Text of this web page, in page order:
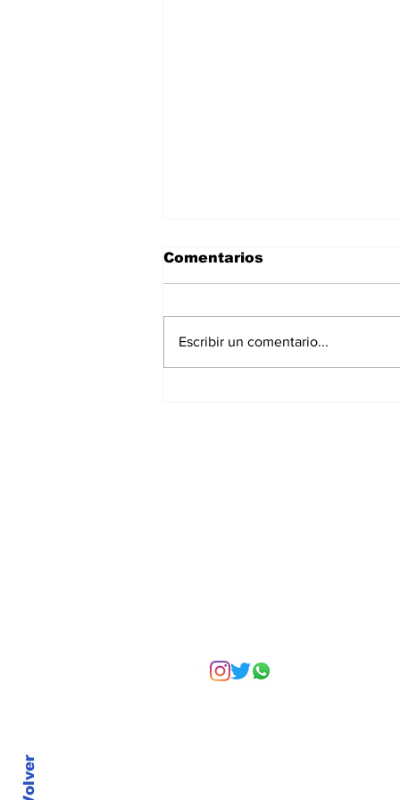
Comentarios
Escribir un comentario...
Volver